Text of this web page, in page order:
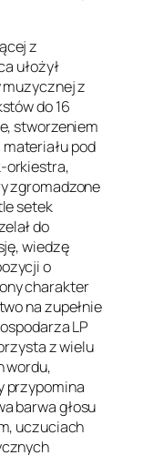
z
ułożył
z
do 16
stworzeniem
pod
orkiestra,
zgromadzone
setek
do
wiedzę
o
charakter
na zupełnie
LP
z wielu
wordu,
przypomina
barwa głosu
uczuciach